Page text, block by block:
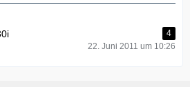
4
22. Juni 2011 um 10:26